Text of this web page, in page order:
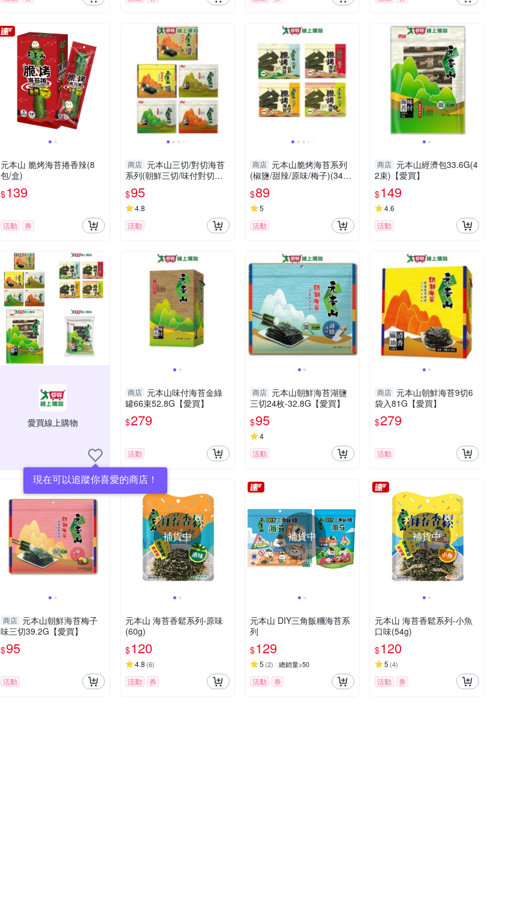
元本山 脆烤海苔捲香辣(8
包/盒)
$139
活動 券
商店 元本山三切/對切海苔
系列(朝鮮三切/味付對切原
味/味付對切辣味/山葵對切/
朝鮮海苔橄欖【愛買】
$95
4.8
活動
商店 元本山脆烤海苔系列
(椒鹽/甜辣/原味/梅子)(34G/
包)【愛買】
$89
5
活動
商店 元本山經濟包33.6G(4
2束)【愛買】
$149
4.6
活動
愛買線上購物
現在可以追蹤你喜愛的商店！
商店 元本山味付海苔金綠
罐66束52.8G【愛買】
$279
活動
商店 元本山朝鮮海苔湖鹽
三切24枚-32.8G【愛買】
$95
4
活動
商店 元本山朝鮮海苔9切6
袋入81G【愛買】
$279
活動
商店 元本山朝鮮海苔梅子
味三切39.2G【愛買】
$95
活動
補貨中
元本山 海苔香鬆系列-原味
(60g)
$120
4.8 (6)
活動 券
補貨中
元本山 DIY三角飯糰海苔系
列
$129
5 (2) 總銷量>50
活動 券
補貨中
元本山 海苔香鬆系列-小魚
口味(54g)
$120
5 (4)
活動 券